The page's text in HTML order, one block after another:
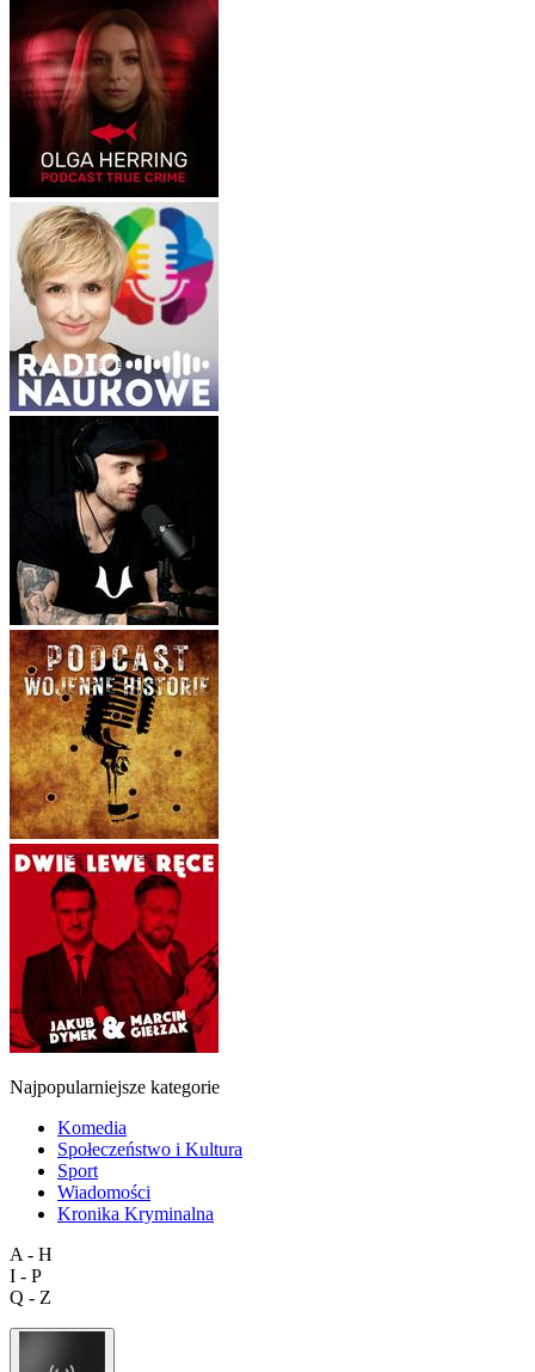
Najpopularniejsze kategorie
Komedia
Społeczeństwo i Kultura
Sport
Wiadomości
Kronika Kryminalna
A - H
I - P
Q - Z